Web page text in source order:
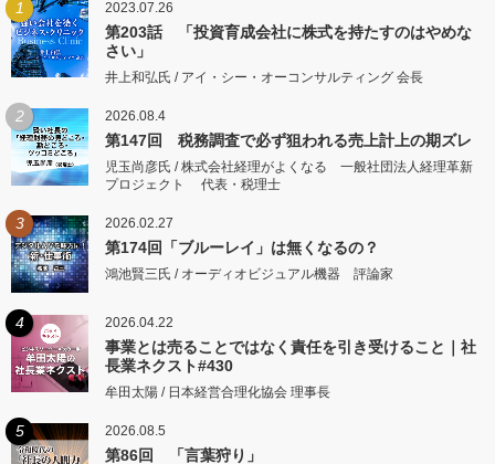
1 2023.07.26
第203話 「投資育成会社に株式を持たすのはやめな
さい」
井上和弘氏 / アイ・シー・オーコンサルティング 会長
2 2026.08.4
第147回 税務調査で必ず狙われる売上計上の期ズレ
児玉尚彦氏 / 株式会社経理がよくなる 一般社団法人経理革新
プロジェクト 代表・税理士
3 2026.02.27
第174回「ブルーレイ」は無くなるの？
鴻池賢三氏 / オーディオビジュアル機器 評論家
4 2026.04.22
事業とは売ることではなく責任を引き受けること｜社
長業ネクスト#430
牟田太陽 / 日本経営合理化協会 理事長
5 2026.08.5
第86回 「言葉狩り」